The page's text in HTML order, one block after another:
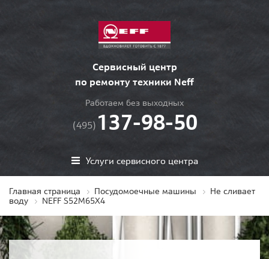
Сервисный центр
по ремонту техники Neff
Работаем без выходных
(495) 137-98-50
Услуги сервисного центра
Главная страница Посудомоечные машины
Не сливает
воду
NEFF S52M65X4